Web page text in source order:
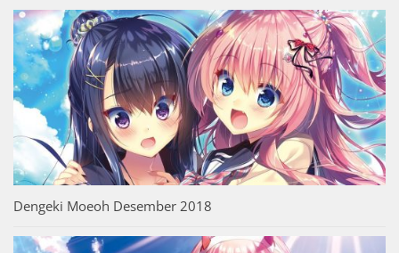
Dengeki Moeoh Desember 2018